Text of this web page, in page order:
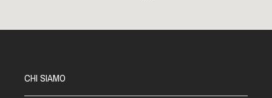
CHI SIAMO